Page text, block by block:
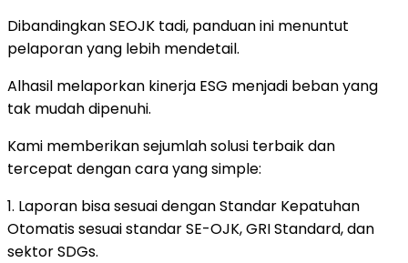
Dibandingkan SEOJK tadi, panduan ini menuntut
pelaporan yang lebih mendetail.
Alhasil melaporkan kinerja ESG menjadi beban yang
tak mudah dipenuhi.
Kami memberikan sejumlah solusi terbaik dan
tercepat dengan cara yang simple:
1. Laporan bisa sesuai dengan Standar Kepatuhan
Otomatis sesuai standar SE-OJK, GRI Standard, dan
sektor SDGs.